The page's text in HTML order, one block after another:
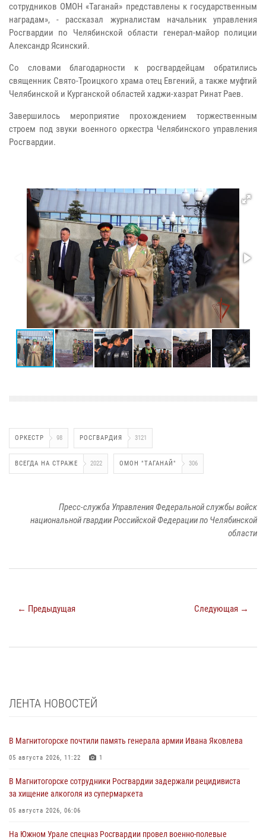
сотрудников ОМОН «Таганай» представлены к государственным
наградам», - рассказал журналистам начальник управления
Росгвардии по Челябинской области генерал-майор полиции
Александр Ясинский.
Со словами благодарности к росгвардейцам обратились
священник Свято-Троицкого храма отец Евгений, а также муфтий
Челябинской и Курганской областей хаджи-хазрат Ринат Раев.
Завершилось мероприятие прохождением торжественным
строем под звуки военного оркестра Челябинского управления
Росгвардии.
ОРКЕСТР 98 РОСГВАРДИЯ 3121
ВСЕГДА НА СТРАЖЕ 2022 ОМОН "ТАГАНАЙ" 306
Пресс-служба Управления Федеральной службы войск
национальной гвардии Российской Федерации по Челябинской
области
← Предыдущая Следующая →
ЛЕНТА НОВОСТЕЙ
В Магнитогорске почтили память генерала армии Ивана Яковлева
05 августа 2026, 11:22 1
В Магнитогорске сотрудники Росгвардии задержали рецидивиста
за хищение алкоголя из супермаркета
05 августа 2026, 06:06
На Южном Урале спецназ Росгвардии провел военно-полевые